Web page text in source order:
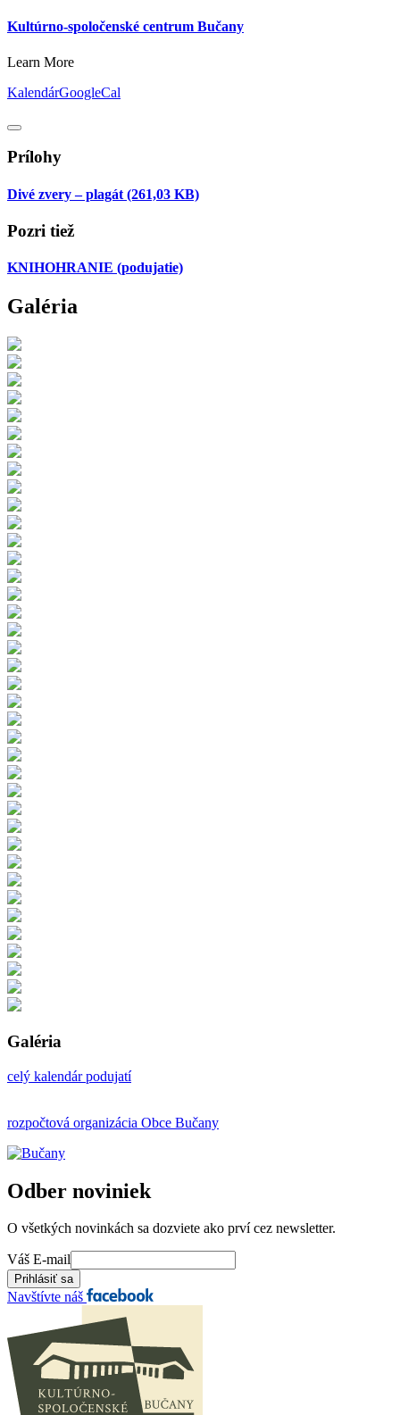
Kultúrno-spoločenské centrum Bučany
Learn More
KalendárGoogleCal
Prílohy
Divé zvery – plagát (261,03 KB)
Pozri tiež
KNIHOHRANIE (podujatie)
Galéria
Galéria
celý kalendár podujatí
rozpočtová organizácia Obce Bučany
Odber noviniek
O všetkých novinkách sa dozviete ako prví cez newsletter.
Váš E-mail
Navštívte náš